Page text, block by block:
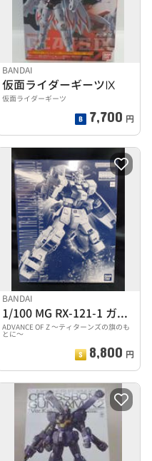
BANDAI
仮面ライダーギーツⅨ
仮面ライダーギーツ
7,700 円
BANDAI
1/100 MG RX-121-1 ガンダム TR-1[ヘイ
ADVANCE OF Z ～ティターンズの旗のも
とに～
8,800 円